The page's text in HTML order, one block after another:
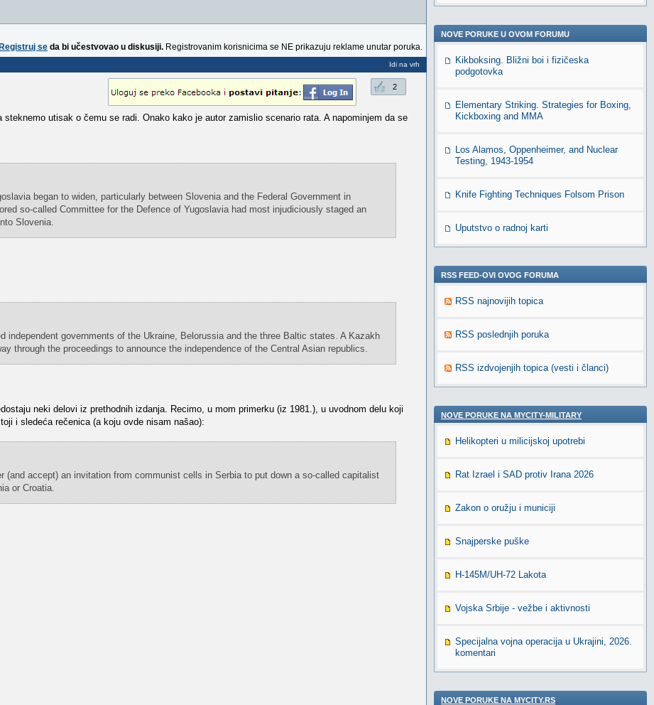
Registruj se da bi učestvovao u diskusiji. Registrovanim korisnicima se NE prikazuju reklame unutar poruka.
Idi na vrh
2
utisak o čemu se radi. Onako kako je autor zamislio scenario rata. A napominjem da se
began to widen, particularly between Slovenia and the Federal Government in
so-called Committee for the Defence of Yugoslavia had most injudiciously staged an
Slovenia.
independent governments of the Ukraine, Belorussia and the three Baltic states. A Kazakh
through the proceedings to announce the independence of the Central Asian republics.
neki delovi iz prethodnih izdanja. Recimo, u mom primerku (iz 1981.), u uvodnom delu koji
i sledeća rečenica (a koju ovde nisam našao):
(and accept) an invitation from communist cells in Serbia to put down a so-called capitalist
or Croatia.
NOVE PORUKE U OVOM FORUMU
Kikboksing. Bližni boi i fizičeska
podgotovka
Elementary Striking. Strategies for Boxing,
Kickboxing and MMA
Los Alamos, Oppenheimer, and Nuclear
Testing, 1943-1954
Knife Fighting Techniques Folsom Prison
Uputstvo o radnoj karti
RSS FEED-OVI OVOG FORUMA
RSS najnovijih topica
RSS poslednjih poruka
RSS izdvojenjih topica (vesti i članci)
NOVE PORUKE NA MYCITY-MILITARY
Helikopteri u milicijskoj upotrebi
Rat Izrael i SAD protiv Irana 2026
Zakon o oružju i municiji
Snajperske puške
H-145M/UH-72 Lakota
Vojska Srbije - vežbe i aktivnosti
Specijalna vojna operacija u Ukrajini, 2026.
komentari
NOVE PORUKE NA MYCITY.RS